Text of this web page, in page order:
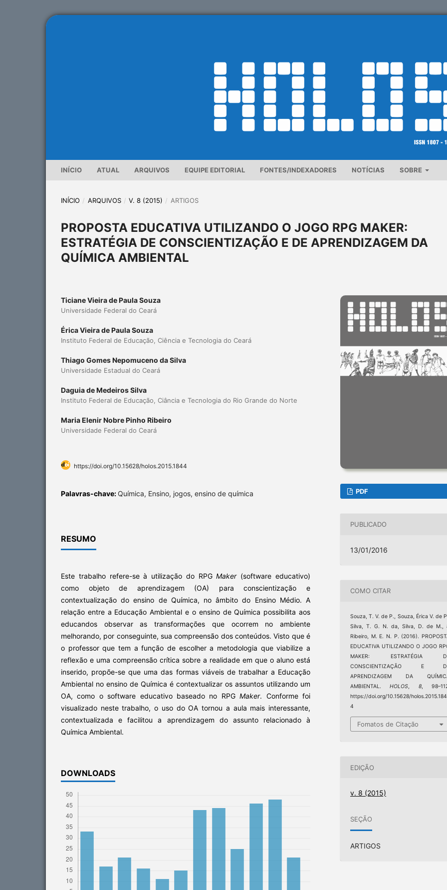
INÍCIO ATUAL ARQUIVOS EQUIPE EDITORIAL FONTES/INDEXADORES NOTÍCIAS SOBRE
INÍCIO / ARQUIVOS / V. 8 (2015) / ARTIGOS
PROPOSTA EDUCATIVA UTILIZANDO O JOGO RPG MAKER:
ESTRATÉGIA DE CONSCIENTIZAÇÃO E DE APRENDIZAGEM DA
QUÍMICA AMBIENTAL
Ticiane Vieira de Paula Souza
Universidade Federal do Ceará
Érica Vieira de Paula Souza
Instituto Federal de Educação, Ciência e Tecnologia do Ceará
Thiago Gomes Nepomuceno da Silva
Universidade Estadual do Ceará
Daguia de Medeiros Silva
Instituto Federal de Educação, Ciância e Tecnologia do Rio Grande do Norte
Maria Elenir Nobre Pinho Ribeiro
Universidade Federal do Ceará
https://doi.org/10.15628/holos.2015.1844
Palavras-chave: Química, Ensino, jogos, ensino de química
RESUMO
Este trabalho refere-se à utilização do RPGMaker(software educativo)
como objeto de aprendizagem (OA) para conscientização e
contextualização do ensino de Química, no âmbito do Ensino Médio. A
relação entre a Educação Ambiental e o ensino de Química possibilita aos
educandos observar as transformações que ocorrem no ambiente
melhorando, por conseguinte, sua compreensão dos conteúdos. Visto que é
o professor que tem a função de escolher a metodologia que viabilize a
reflexão e uma compreensão crítica sobre a realidade em que o aluno está
inserido, propõe-se que uma das formas viáveis de trabalhar a Educação
Ambiental no ensino de Química é contextualizar os assuntos utilizando um
OA, como o software educativo baseado no RPGMaker. Conforme foi
visualizado neste trabalho, o uso do OA tornou a aula mais interessante,
contextualizada e facilitou a aprendizagem do assunto relacionado à
Química Ambiental.
DOWNLOADS
PDF
PUBLICADO
13/01/2016
COMO CITAR
Souza, T. V. de P., Souza, Érica V. de
Silva, T. G. N. da, Silva, D. de M.,
Ribeiro, M. E. N. P. (2016).
EDUCATIVA UTILIZANDO O JOGO
MAKER: ESTRATÉGIA
CONSCIENTIZAÇÃO E
APRENDIZAGEM DA
AMBIENTAL.HOLOS 8,
https://doi.org/10.15628/holos.2015.184
4
Fomatos de Citação
EDIÇÃO
v. 8 (2015)
SEÇÃO
ARTIGOS